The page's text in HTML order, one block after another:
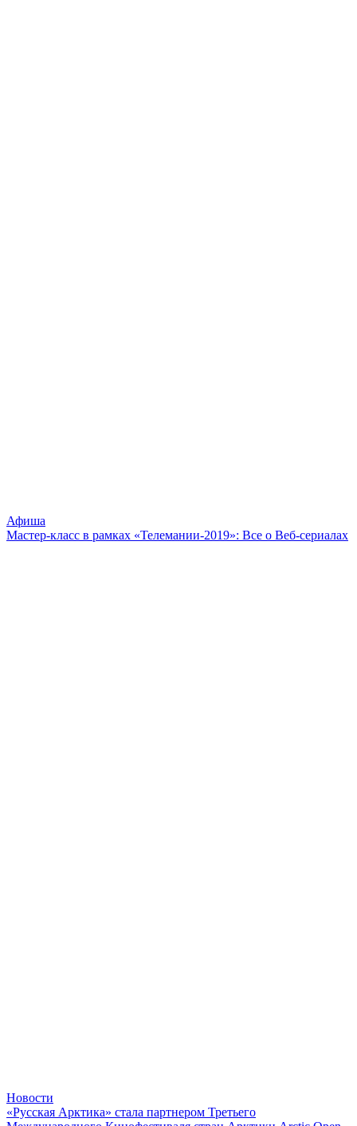
Афиша
Мастер-класс в рамках «Телемании-2019»: Все о Веб-сериалах
Новости
«Русская Арктика» стала партнером Третьего